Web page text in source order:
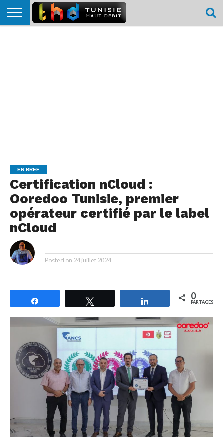
EN BREF
Certification nCloud :
Ooredoo Tunisie, premier
opérateur certifié par le label
nCloud
Posted on 24 juillet 2024
Partagez 0
PARTAGES